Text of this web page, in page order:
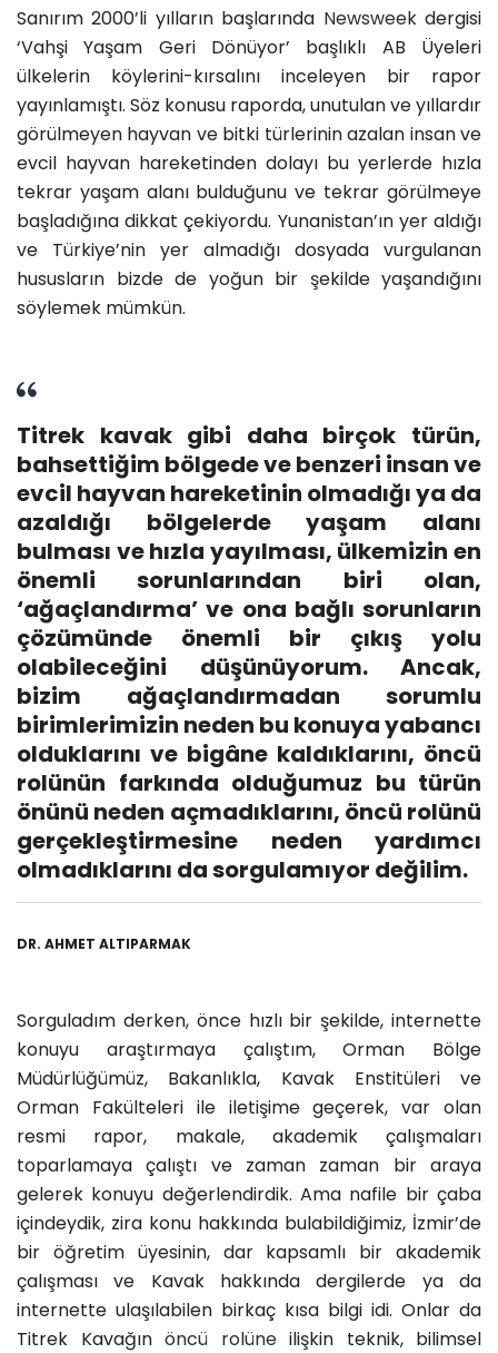
Sanırım 2000’li yılların başlarında Newsweekdergisi
‘Vahşi Yaşam Geri Dönüyor’ başlıklı AB Üyeleri
ülkelerin köylerini-kırsalını inceleyen bir rapor
yayınlamıştı. Söz konusu raporda, unutulan ve yıllardır
görülmeyen hayvan ve bitki türlerinin azalan insan ve
evcil hayvan hareketinden dolayı bu yerlerde hızla
tekrar yaşam alanı bulduğunu ve tekrar görülmeye
başladığına dikkat çekiyordu. Yunanistan’ın yer aldığı
ve Türkiye’nin yer almadığı dosyada vurgulanan
hususların bizde de yoğun bir şekilde yaşandığını
söylemek mümkün.
Titrek kavak gibi daha birçok türün,
bahsettiğim bölgede ve benzeri insan ve
evcil hayvan hareketinin olmadığı ya da
azaldığı bölgelerde yaşam alanı
bulması ve hızla yayılması, ülkemizin en
önemli sorunlarından biri olan,
‘ağaçlandırma’ ve ona bağlı sorunların
çözümünde önemli bir çıkış yolu
olabileceğini düşünüyorum. Ancak,
bizim ağaçlandırmadan sorumlu
birimlerimizin neden bu konuya yabancı
olduklarını ve bigâne kaldıklarını, öncü
rolünün farkında olduğumuz bu türün
önünü neden açmadıklarını, öncü rolünü
gerçekleştirmesine neden yardımcı
olmadıklarını da sorgulamıyor değilim.
DR. AHMET ALTIPARMAK
Sorguladım derken, önce hızlı bir şekilde, internette
konuyu araştırmaya çalıştım, Orman Bölge
Müdürlüğümüz, Bakanlıkla, Kavak Enstitüleri ve
Orman Fakülteleri ile iletişime geçerek, var olan
resmi rapor, makale, akademik çalışmaları
toparlamaya çalıştı ve zaman zaman bir araya
gelerek konuyu değerlendirdik. Ama nafile bir çaba
içindeydik, zira konu hakkında bulabildiğimiz, İzmir’de
bir öğretim üyesinin, dar kapsamlı bir akademik
çalışması ve Kavak hakkında dergilerde ya da
internette ulaşılabilen birkaç kısa bilgi idi. Onlar da
Titrek Kavağın öncü rolüneilişkin teknik, bilimsel